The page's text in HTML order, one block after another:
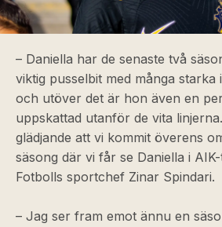
– Daniella har de senaste två
viktig pusselbit med många starka
och utöver det är hon även en
uppskattad utanför de vita
glädjande att vi kommit överens
säsong där vi får se Daniella i
Fotbolls sportchef Zinar Spindari.
– Jag ser fram emot ännu en